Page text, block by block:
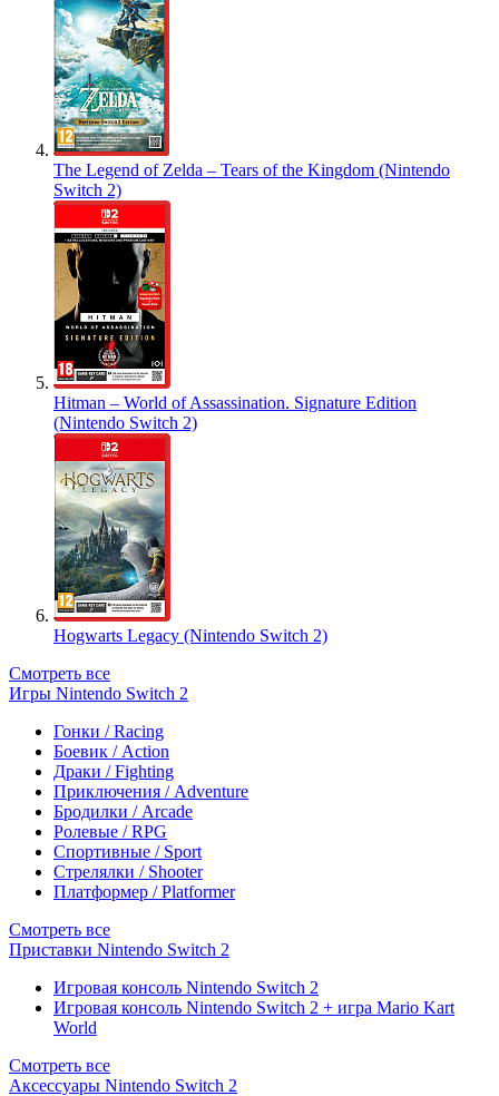
The Legend of Zelda – Tears of the Kingdom (Nintendo
Switch 2)
Hitman – World of Assassination. Signature Edition
(Nintendo Switch 2)
Hogwarts Legacy (Nintendo Switch 2)
Смотреть все
Игры Nintendo Switch 2
Гонки / Racing
Боевик / Action
Драки / Fighting
Приключения / Adventure
Бродилки / Arcade
Ролевые / RPG
Спортивные / Sport
Стрелялки / Shooter
Платформер / Platformer
Смотреть все
Приставки Nintendo Switch 2
Игровая консоль Nintendo Switch 2
Игровая консоль Nintendo Switch 2 + игра Mario Kart
World
Смотреть все
Аксессуары Nintendo Switch 2